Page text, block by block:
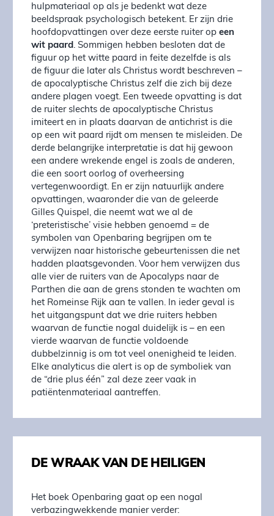
hulpmateriaal op als je bedenkt wat deze
beeldspraak psychologisch betekent. Er zijn drie
hoofdopvattingen over deze eerste ruiter op een
wit paard. Sommigen hebben besloten dat de
figuur op het witte paard in feite dezelfde is als
de figuur die later als Christus wordt beschreven –
de apocalyptische Christus zelf die zich bij deze
andere plagen voegt. Een tweede opvatting is dat
de ruiter slechts de apocalyptische Christus
imiteert en in plaats daarvan de antichrist is die
op een wit paard rijdt om mensen te misleiden. De
derde belangrijke interpretatie is dat hij gewoon
een andere wrekende engel is zoals de anderen,
die een soort oorlog of overheersing
vertegenwoordigt. En er zijn natuurlijk andere
opvattingen, waaronder die van de geleerde
Gilles Quispel, die neemt wat we al de
‘preteristische’ visie hebben genoemd = de
symbolen van Openbaring begrijpen om te
verwijzen naar historische gebeurtenissen die net
hadden plaatsgevonden. Voor hem verwijzen dus
alle vier de ruiters van de Apocalyps naar de
Parthen die aan de grens stonden te wachten om
het Romeinse Rijk aan te vallen. In ieder geval is
het uitgangspunt dat we drie ruiters hebben
waarvan de functie nogal duidelijk is – en een
vierde waarvan de functie voldoende
dubbelzinnig is om tot veel onenigheid te leiden.
Elke analyticus die alert is op de symboliek van
de “drie plus één” zal deze zeer vaak in
patiëntenmateriaal aantreffen.
DE WRAAK VAN DE HEILIGEN
Het boek Openbaring gaat op een nogal
verbazingwekkende manier verder: